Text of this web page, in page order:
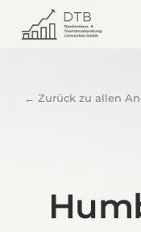
Inhalt
← Zurück zu allen